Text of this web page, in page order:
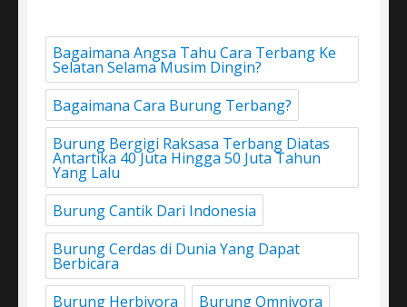
Bagaimana Angsa Tahu Cara Terbang Ke
Selatan Selama Musim Dingin?
Bagaimana Cara Burung Terbang?
Burung Bergigi Raksasa Terbang Diatas
Antartika 40 Juta Hingga 50 Juta Tahun
Yang Lalu
Burung Cantik Dari Indonesia
Burung Cerdas di Dunia Yang Dapat
Berbicara
Burung Herbivora
Burung Omnivora